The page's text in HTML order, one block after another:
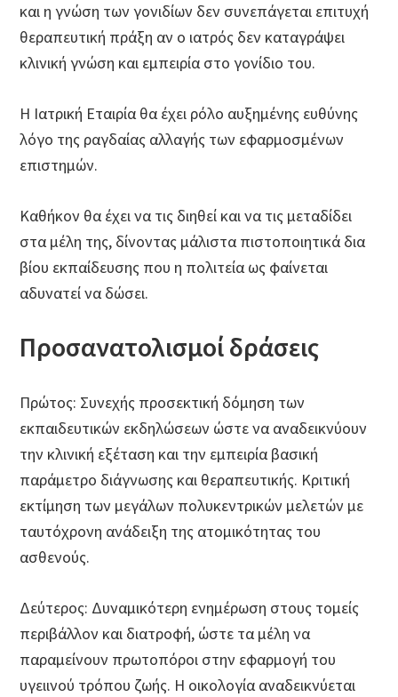
και η γνώση των γονιδίων δεν συνεπάγεται επιτυχή
θεραπευτική πράξη αν ο ιατρός δεν καταγράψει
κλινική γνώση και εμπειρία στο γονίδιο του.
Η Ιατρική Εταιρία θα έχει ρόλο αυξημένης ευθύνης
λόγο της ραγδαίας αλλαγής των εφαρμοσμένων
επιστημών.
Καθήκον θα έχει να τις διηθεί και να τις μεταδίδει
στα μέλη της, δίνοντας μάλιστα πιστοποιητικά δια
βίου εκπαίδευσης που η πολιτεία ως φαίνεται
αδυνατεί να δώσει.
Προσανατολισμοί δράσεις
Πρώτος: Συνεχής προσεκτική δόμηση των
εκπαιδευτικών εκδηλώσεων ώστε να αναδεικνύουν
την κλινική εξέταση και την εμπειρία βασική
παράμετρο διάγνωσης και θεραπευτικής. Κριτική
εκτίμηση των μεγάλων πολυκεντρικών μελετών με
ταυτόχρονη ανάδειξη της ατομικότητας του
ασθενούς.
Δεύτερος: Δυναμικότερη ενημέρωση στους τομείς
περιβάλλον και διατροφή, ώστε τα μέλη να
παραμείνουν πρωτοπόροι στην εφαρμογή του
υγειινού τρόπου ζωής. Η οικολογία αναδεικνύεται